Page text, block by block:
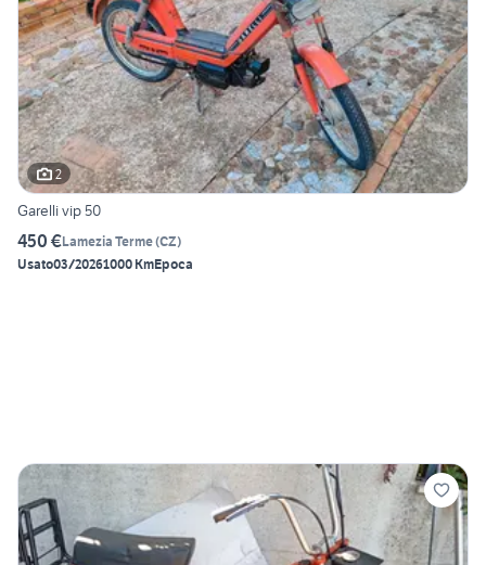
2
Garelli vip 50
450 €Lamezia Terme(CZ)
Usato03/20261000 KmEpoca